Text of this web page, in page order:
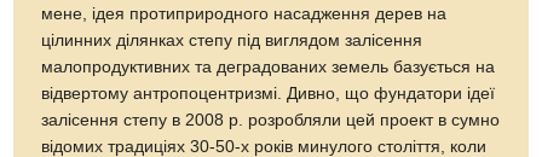
мене, ідея протиприродного насадження дерев на
цілинних ділянках степу під виглядом залісення
малопродуктивних та деградованих земель базується на
відвертому антропоцентризмі. Дивно, що фундатори ідеї
залісення степу в 2008 р. розробляли цей проект в сумно
відомих традиціях 30-50-х років минулого століття, коли